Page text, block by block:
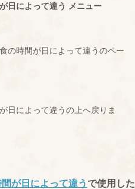
日によって違う メニュー
の時間が日によって違うのペー
日によって違うの上へ戻りま
が日によって違うで使用した